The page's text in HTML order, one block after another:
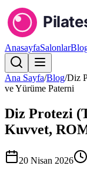
AnasayfaSalonlar
Ana Sayfa/Blog/Diz
ve Yürüme Paterni
Diz Protezi
Kuvvet,
20 Nisan 2026